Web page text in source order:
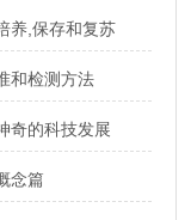
养,保存和复苏
和检测方法
奇的科技发展
念篇